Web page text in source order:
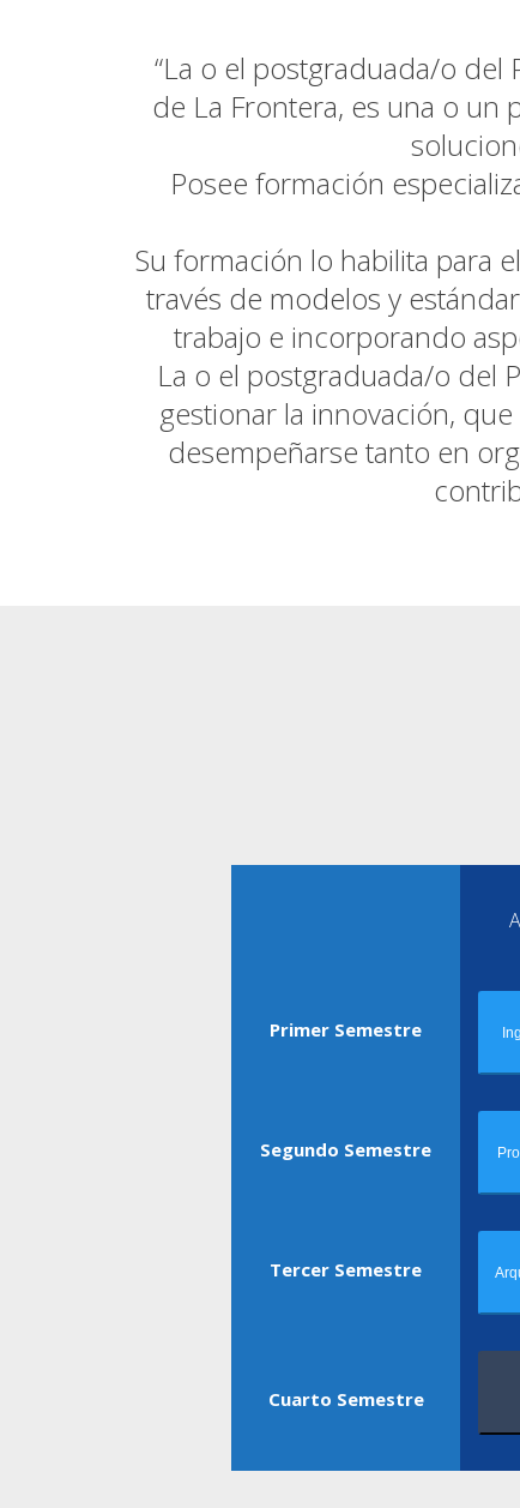
“La o el postgraduada/o
de La Frontera, es una o
Posee formación
Su formación lo habilita para
través de modelos y
trabajo e incorporando
La o el postgraduada/o del
gestionar la innovación,
desempeñarse tanto en
Primer Semestre
Segundo Semestre
Tercer Semestre
Cuarto Semestre